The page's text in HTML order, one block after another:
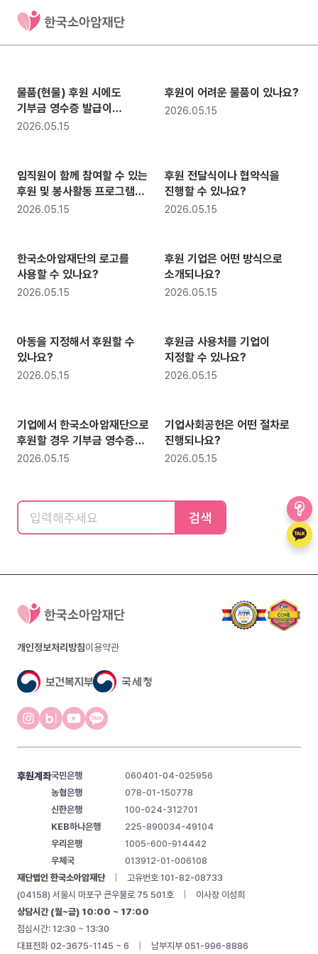
물품(현물) 후원 시에도
기부금 영수증 발급이
가능한가요?
2026.05.15
후원이 어려운 물품이 있나요?
2026.05.15
임직원이 함께 참여할 수 있는
후원 및 봉사활동 프로그램도
있나요?
2026.05.15
후원 전달식이나 협약식을
진행할 수 있나요?
2026.05.15
한국소아암재단의 로고를
사용할 수 있나요?
2026.05.15
후원 기업은 어떤 방식으로
소개되나요?
2026.05.15
아동을 지정해서 후원할 수
있나요?
2026.05.15
후원금 사용처를 기업이
지정할 수 있나요?
2026.05.15
기업에서 한국소아암재단으로
후원할 경우 기부금 영수증
발급이 가능한가요?
2026.05.15
기업사회공헌은 어떤 절차로
진행되나요?
2026.05.15
검색
개인정보처리방침이용약관
재단법인 한국소아암재단
고유번호 101-82-08733
(04158) 서울시 마포구 큰우물로 75 501호
이사장 이성희
상담시간 (월~금) 10:00 ~ 17:00
점심시간: 12:30 ~ 13:30
대표전화 02-3675-1145 ~ 6
남부지부 051-996-8886
후원계좌국민은행
060401-04-025956
농협은행
078-01-150778
신한은행
100-024-312701
KEB하나은행
225-890034-49104
우리은행
1005-600-914442
우체국
013912-01-006108